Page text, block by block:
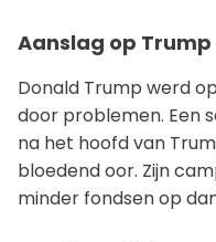
Aanslag op Trump
Donald Trump werd
door problemen. Een
na het hoofd van
bloedend oor. Zijn
minder fondsen op